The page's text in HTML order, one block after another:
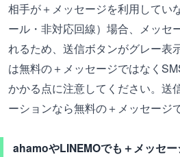
相手が＋メッセージを利用してい
ール・非対応回線）場合、メッセ
れるため、送信ボタンがグレー表
は無料の＋メッセージではなく
かかる点に注意してください。送
ーションなら無料の＋メッセージ
ahamoやLINEMOでも＋メッセ